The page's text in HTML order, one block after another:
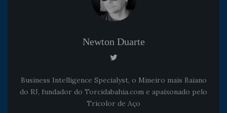
Newton Duarte
Business Intelligence Specialyst, o Mineiro mais Baiano
do RJ, fundador do Torcidabahia.com e apaixonado pelo
Tricolor de Aço